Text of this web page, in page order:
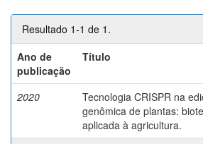
Resultado 1-1 de 1.
Ano de
publicação
Título
2020
Tecnologia CRISPR na
genômica de plantas:
aplicada à agricultura.